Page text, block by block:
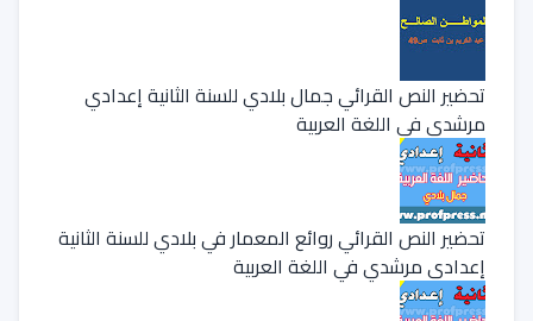
تحضير النص القرائي جمال بلادي للسنة الثانية إعدادي
مرشدي في اللغة العربية
تحضير النص القرائي روائع المعمار في بلادي للسنة الثانية
إعدادي مرشدي في اللغة العربية